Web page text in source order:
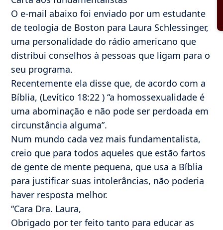
O e-mail abaixo foi enviado por um estudante
de teologia de Boston para Laura Schlessinger,
uma personalidade do rádio americano que
distribui conselhos à pessoas que ligam para o
seu programa.
Recentemente ela disse que, de acordo com a
Bíblia, (Levítico 18:22 ) “a homossexualidade é
uma abominação e não pode ser perdoada em
circunstância alguma”.
Num mundo cada vez mais fundamentalista,
creio que para todos aqueles que estão fartos
de gente de mente pequena, que usa a Bíblia
para justificar suas intolerâncias, não poderia
haver resposta melhor.
“Cara Dra. Laura,
Obrigado por ter feito tanto para educar as